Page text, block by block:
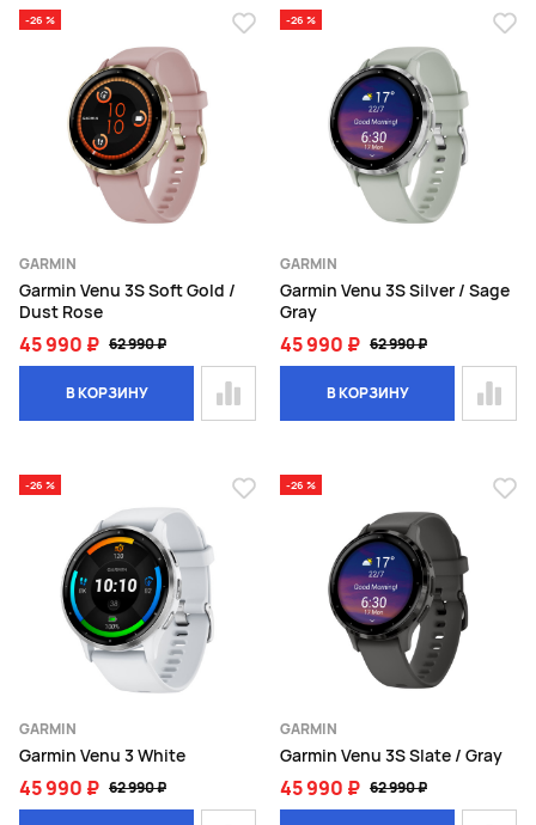
-26 %
GARMIN
Garmin Venu 3S Soft Gold /
Dust Rose
45 990 ₽ 62 990 ₽
В КОРЗИНУ
-26 %
GARMIN
Garmin Venu 3S Silver / Sage
Gray
45 990 ₽ 62 990 ₽
В КОРЗИНУ
-26 %
GARMIN
Garmin Venu 3 White
45 990 ₽ 62 990 ₽
-26 %
GARMIN
Garmin Venu 3S Slate / Gray
45 990 ₽ 62 990 ₽